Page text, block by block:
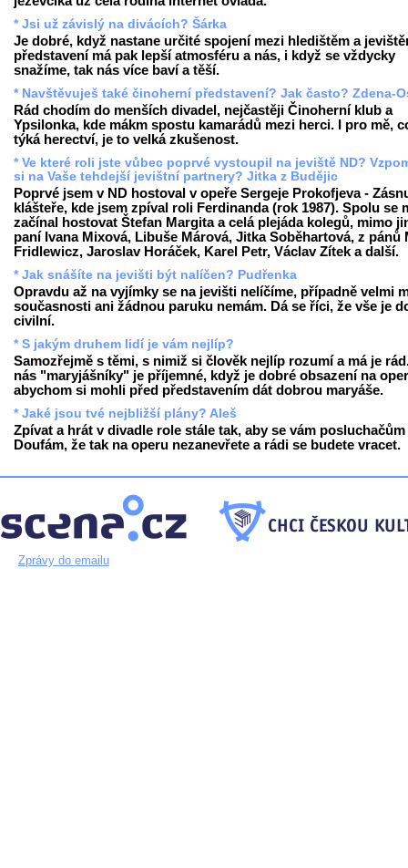
* Jsi už závislý na divácích? Šárka
Je dobré, když nastane určité spojení mezi hledištěm a
představení má pak lepší atmosféru a nás, i když se vždycky
snažíme, tak nás více baví a těší.
* Navštěvuješ také činoherní představení? Jak často? Zdena-
Rád chodím do menších divadel, nejčastěji Činoherní klub a
Ypsilonka, kde mákm spostu kamarádů mezi herci. I pro mě,
týká herectví, je to velká zkušenost.
* Ve které roli jste vůbec poprvé vystoupil na jeviště ND?
si na Vaše tehdejší jevištní partnery? Jitka z Budějic
Poprvé jsem v ND hostoval v opeře Sergeje Prokofjeva -
klášteře, kde jsem zpíval roli Ferdinanda (rok 1987). Spolu se
začínal hostovat Štefan Margita a celá plejáda kolegů, mimo
paní Ivana Mixová, Libuše Márová, Jitka Soběhartová, z pánů
Fridlewicz, Jaroslav Horáček, Karel Petr, Václav Zítek a další.
* Jak snášíte na jevišti být nalíčen? Pudřenka
Opravdu až na vyjímky se na jevišti nelíčíme, případně velmi
současnosti ani žádnou paruku nemám. Dá se říci, že vše je
civilní.
* S jakým druhem lidí je vám nejlíp?
Samozřejmě s těmi, s nimiž si člověk nejlíp rozumí a má je
nás "maryjášníky" je příjemné, když je dobré obsazení na
abychom si mohli před představením dát dobrou maryáše.
* Jaké jsou tvé nejbližší plány? Aleš
Zpívat a hrát v divadle role stále tak, aby se vám
Doufám, že tak na operu nezanevřete a rádi se budete vracet.
Zprávy do emailu